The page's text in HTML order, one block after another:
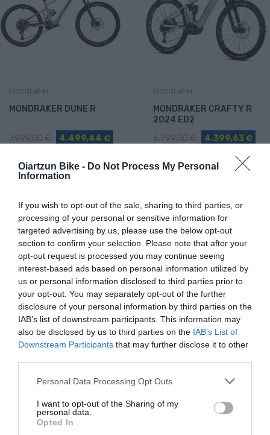
Oiartzun Bike - Do Not Process My Personal
Information
If you wish to opt-out of the sale, sharing to third parties, or
processing of your personal or sensitive information for
targeted advertising by us, please use the below opt-out
section to confirm your selection. Please note that after your
opt-out request is processed you may continue seeing
interest-based ads based on personal information utilized by
us or personal information disclosed to third parties prior to
your opt-out. You may separately opt-out of the further
disclosure of your personal information by third parties on the
IAB’s list of downstream participants. This information may
also be disclosed by us to third parties on the IAB’s List of
Downstream Participants that may further disclose it to other
Please note that this website/app uses one or more Google
not limited to your visit or usage behaviour. You may click to
grant or deny consent to Google and its third-party tags to
use your data for below specified purposes in below Google
Personal Data Processing Opt Outs
I want to opt-out of the Sharing of my
personal data.
Opted In
MONDRAKER DUNE R
4.499,44 €
 Añadir Al Carrito
La MONDRAKER DUNE R cuenta
con un cuadro Stealth Air
Carbon de 2,650g de ...
MONDRAKER CRAFTY R
2024 ED2
4.399,63 €
La MONDRAKER CRAFTY R
2024 disfruta de una
cinemática del sistema de ...
ARTÍCULOS RELACIONADOS